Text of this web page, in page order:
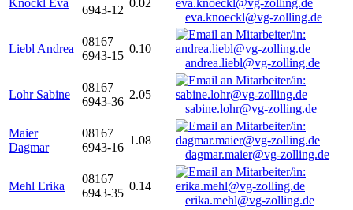
Knöckl Eva
6943-12
0.02
eva.knoeckl@vg-zolling.de
Liebl Andrea
08167
6943-15
0.10
andrea.liebl@vg-zolling.de
Lohr Sabine
08167
6943-36
2.05
sabine.lohr@vg-zolling.de
Maier
Dagmar
08167
6943-16
1.08
dagmar.maier@vg-zolling.de
Mehl Erika
08167
6943-35
0.14
erika.mehl@vg-zolling.de